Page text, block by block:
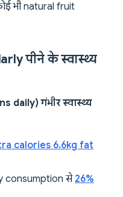
भी natural fruit
पीने के स्वास्थ्य
daily) गंभीर स्वास्थ्य
calories 6.6kg fat
consumption से 26%